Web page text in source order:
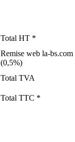
Total HT *
Remise web la-bs.com
(0,5%)
Total TVA
Total TTC *